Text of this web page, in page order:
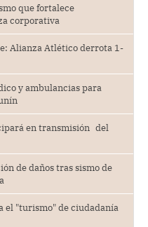
que fortalece
corporativa
Alianza Atlético derrota 1-
y ambulancias para
en transmisión del
de daños tras sismo de
el "turismo" de ciudadanía